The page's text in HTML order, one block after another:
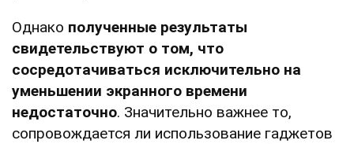
Однако полученные результаты
свидетельствуют о том, что
сосредотачиваться исключительно на
уменьшении экранного времени
недостаточно. Значительно важнее то,
сопровождается ли использование гаджетов